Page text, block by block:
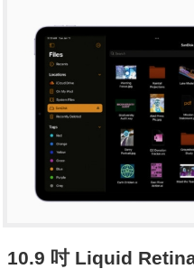
10.9 吋 Liquid